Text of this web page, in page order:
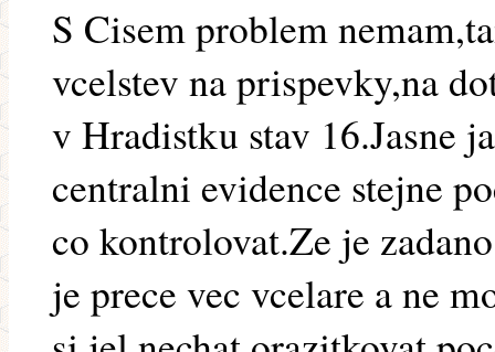
S Cisem problem
vcelstev na prispevky,na
v Hradistku stav 16.Jasne
centralni evidence stejne
co kontrolovat.Ze je
je prece vec vcelare a ne